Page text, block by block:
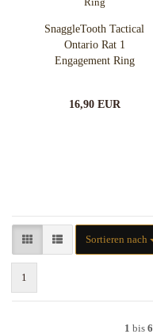
SnaggleTooth Tactical
Ontario Rat 1
Engagement Ring
16,90 EUR
Sortieren nach
Sortieren nach
1
1 bis 6